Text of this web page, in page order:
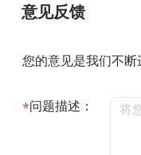
意见反馈
您的意见是我们不
问题描述：